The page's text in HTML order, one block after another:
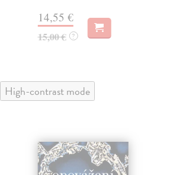
14,55 €
15,00 € ?
High-contrast mode